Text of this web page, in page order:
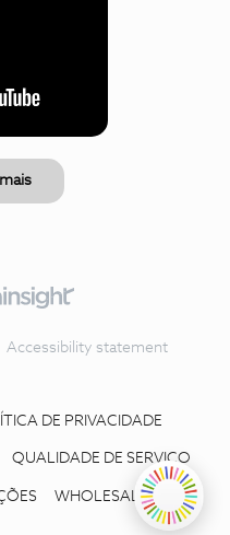
Accessibility statement
DE PRIVACIDADE
QUALIDADE DE SERVIÇO
WHOLESALE